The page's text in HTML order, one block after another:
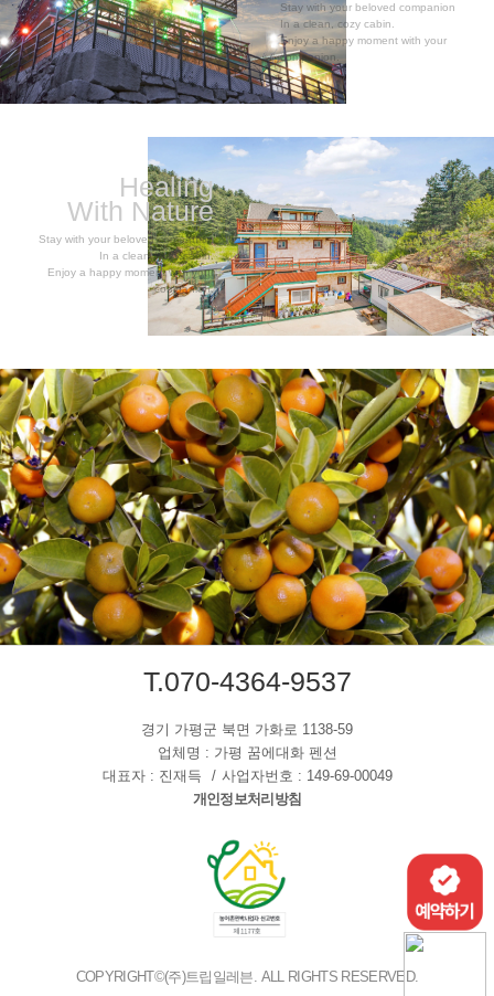
Stay with your beloved companion
In a clean, cozy cabin.
Enjoy a happy moment with your
companion.
Healing
With Nature
Stay with your beloved companion
In a clean, cozy cabin.
Enjoy a happy moment with your
companion.
T.070-4364-9537
경기 가평군 북면 가화로 1138-59
업체명 : 가평 꿈에대화 펜션
대표자 : 진재득
사업자번호 : 149-69-00049
개인정보처리방침
COPYRIGHT©(주)트립일레븐. ALL RIGHTS RESERVED.